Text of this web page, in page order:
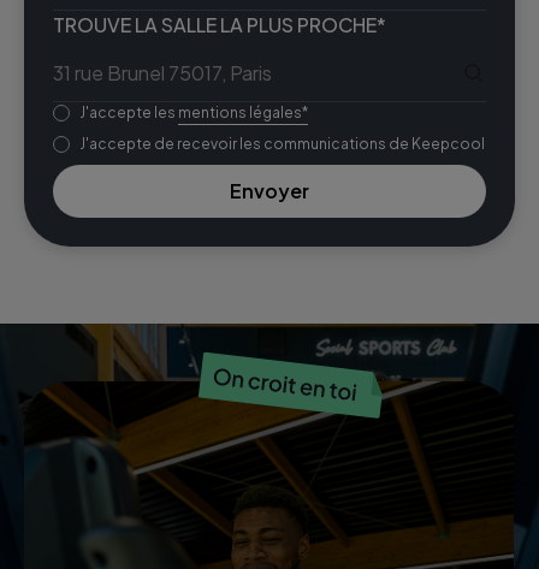
TROUVE LA SALLE LA PLUS PROCHE*
J'accepte les mentions légales*
J'accepte de recevoir les communications de Keepcool